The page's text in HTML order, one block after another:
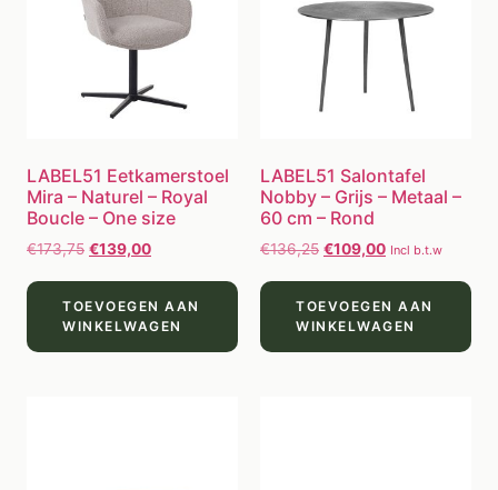
LABEL51 Eetkamerstoel
Mira – Naturel – Royal
Boucle – One size
€173,75 €139,00
TOEVOEGEN AAN
WINKELWAGEN
LABEL51 Salontafel
Nobby – Grijs – Metaal –
60 cm – Rond
€136,25 €109,00 Incl b.t.w
TOEVOEGEN AAN
WINKELWAGEN